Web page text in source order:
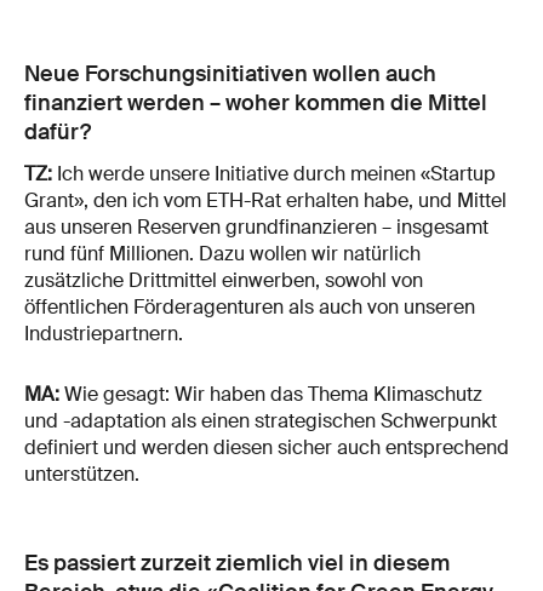
Neue Forschungsinitiativen wollen auch
finanziert werden – woher kommen die Mittel
dafür?
TZ: Ich werde unsere Initiative durch meinen «Startup
Grant», den ich vom ETH-Rat erhalten habe, und Mittel
aus unseren Reserven grundfinanzieren – insgesamt
rund fünf Millionen. Dazu wollen wir natürlich
zusätzliche Drittmittel einwerben, sowohl von
öffentlichen Förderagenturen als auch von unseren
Industriepartnern.
MA:Wie gesagt: Wir haben das Thema Klimaschutz
und -adaptation als einen strategischen Schwerpunkt
definiert und werden diesen sicher auch entsprechend
unterstützen.
Es passiert zurzeit ziemlich viel in diesem